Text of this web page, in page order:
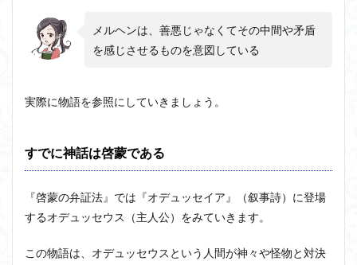
メルヘンは、善悪じゃなくてその中間や矛盾
を感じさせるものを意図している
実際に物語を参照にしていきましょう。
すでに神話は啓蒙である
『啓蒙の弁証法』では『オデュッセイア』（叙事詩）に登場
するオデュッセウス（主人公）をみていきます。
この物語は、オデュッセウスという人間が神々や怪物と対決